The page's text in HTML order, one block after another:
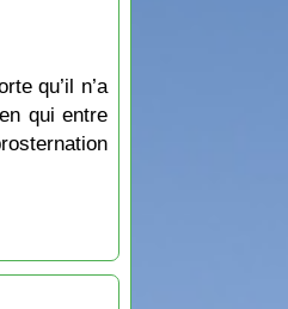
qu’il n’a
qui entre